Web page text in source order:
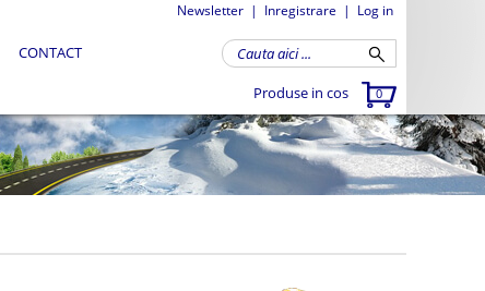
Newsletter | Inregistrare | Log in
Produse in cos 0
CONTACT